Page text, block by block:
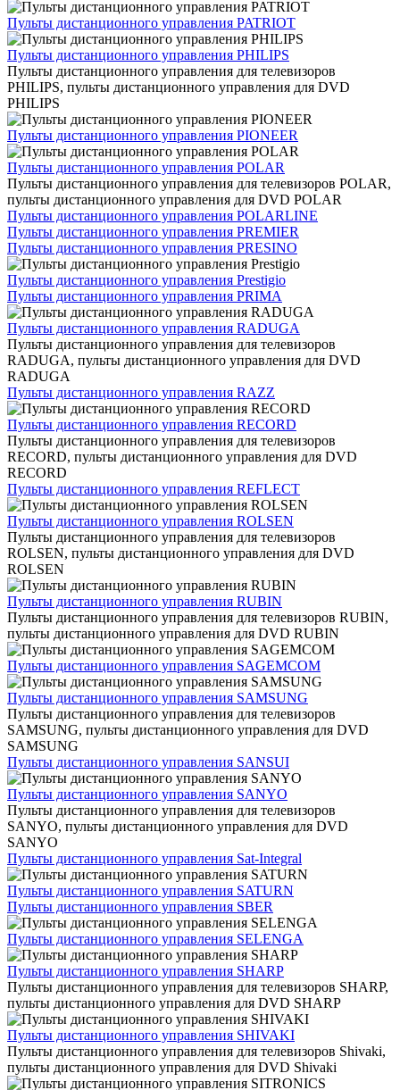
Пульты дистанционного управления PATRIOT
Пульты дистанционного управления PHILIPS
Пульты дистанционного управления для телевизоров
PHILIPS, пульты дистанционного управления для DVD
PHILIPS
Пульты дистанционного управления PIONEER
Пульты дистанционного управления POLAR
Пульты дистанционного управления для телевизоров POLAR,
пульты дистанционного управления для DVD POLAR
Пульты дистанционного управления POLARLINE
Пульты дистанционного управления PREMIER
Пульты дистанционного управления PRESINO
Пульты дистанционного управления Prestigio
Пульты дистанционного управления PRIMA
Пульты дистанционного управления RADUGA
Пульты дистанционного управления для телевизоров
RADUGA, пульты дистанционного управления для DVD
RADUGA
Пульты дистанционного управления RAZZ
Пульты дистанционного управления RECORD
Пульты дистанционного управления для телевизоров
RECORD, пульты дистанционного управления для DVD
RECORD
Пульты дистанционного управления REFLECT
Пульты дистанционного управления ROLSEN
Пульты дистанционного управления для телевизоров
ROLSEN, пульты дистанционного управления для DVD
ROLSEN
Пульты дистанционного управления RUBIN
Пульты дистанционного управления для телевизоров RUBIN,
пульты дистанционного управления для DVD RUBIN
Пульты дистанционного управления SAGEMCOM
Пульты дистанционного управления SAMSUNG
Пульты дистанционного управления для телевизоров
SAMSUNG, пульты дистанционного управления для DVD
SAMSUNG
Пульты дистанционного управления SANSUI
Пульты дистанционного управления SANYO
Пульты дистанционного управления для телевизоров
SANYO, пульты дистанционного управления для DVD
SANYO
Пульты дистанционного управления Sat-Integral
Пульты дистанционного управления SATURN
Пульты дистанционного управления SBER
Пульты дистанционного управления SELENGA
Пульты дистанционного управления SHARP
Пульты дистанционного управления для телевизоров SHARP,
пульты дистанционного управления для DVD SHARP
Пульты дистанционного управления SHIVAKI
Пульты дистанционного управления для телевизоров Shivaki,
пульты дистанционного управления для DVD Shivaki